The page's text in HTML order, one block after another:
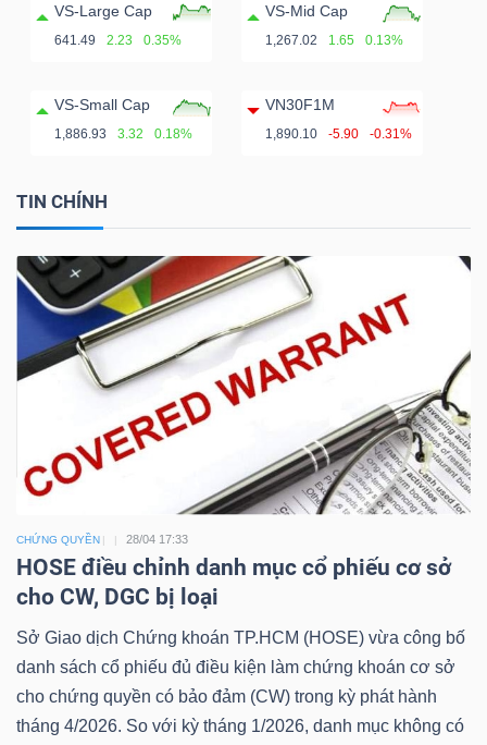
VS-Large Cap
641.49 2.23 0.35%
VS-Mid Cap
1,267.02 1.65 0.13%
VS-Small Cap
1,886.93 3.32 0.18%
VN30F1M
1,890.10 -5.90 -0.31%
TIN CHÍNH
CHỨNG QUYỀN 28/04 17:33
HOSE điều chỉnh danh mục cổ phiếu cơ sở
cho CW, DGC bị loại
Sở Giao dịch Chứng khoán TP.HCM (HOSE) vừa công bố
danh sách cổ phiếu đủ điều kiện làm chứng khoán cơ sở
cho chứng quyền có bảo đảm (CW) trong kỳ phát hành
tháng 4/2026. So với kỳ tháng 1/2026, danh mục không có
tạo
tài
chính
cụ
đầu
tư
Truyền
thông
tài